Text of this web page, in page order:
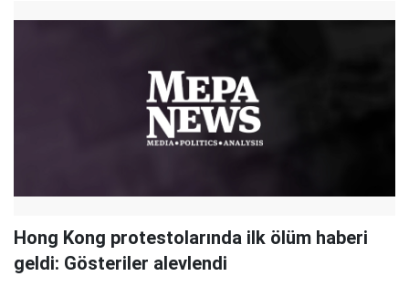
Hong Kong protestolarında ilk ölüm haberi
geldi: Gösteriler alevlendi